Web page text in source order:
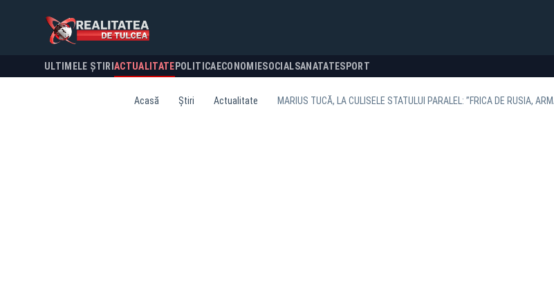
ULTIMELE ȘTIRI ACTUALITATE POLITICA ECONOMIESOCIALSANATATESPORT
Acasă Știri Actualitate